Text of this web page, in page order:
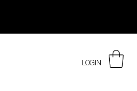
LOGIN